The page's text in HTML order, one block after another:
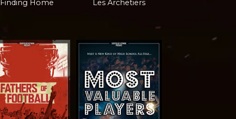
Finding Home Les Archetiers